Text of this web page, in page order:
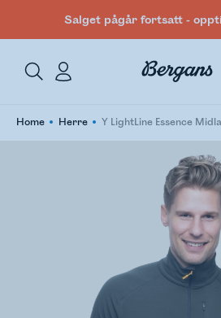
Salget pågår fortsatt -
Home Herre Y LightLine Essence